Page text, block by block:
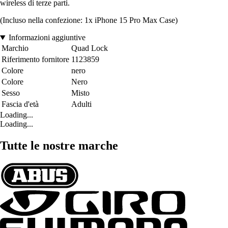
wireless di terze parti.
(Incluso nella confezione: 1x iPhone 15 Pro Max Case)
Informazioni aggiuntive
Marchio
Quad Lock
Riferimento fornitore 1123859
Colore
nero
Colore
Nero
Sesso
Misto
Fascia d'età
Adulti
Loading...
Loading...
Tutte le nostre marche